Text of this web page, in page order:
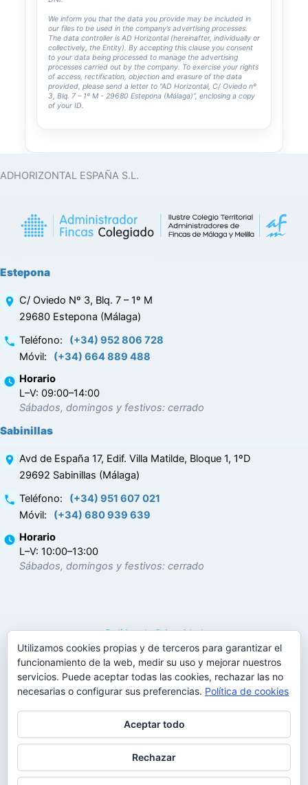
We inform you that the data you provide may be included in
our files to be used in the company’s advertising processes.
The data controller is AD Horizontal (hereinafter, individually or
collectively, the Entity). By accepting this clause you consent
to your data being processed to manage the advertising
processes carried out by the company. To exercise your rights
of access, rectification, objection and erasure of the data
provided, please send a letter to “AD Horizontal, C/ Oviedo nº
3, Blq. 7 – 1º M - 29680 Estepona (Málaga)”, enclosing a copy
of your ID.
ADHORIZONTAL ESPAÑA S.L.
Estepona
C/ Oviedo Nº 3, Blq. 7 – 1º M
29680 Estepona (Málaga)
Teléfono:
(+34) 952 806 728
Móvil:
(+34) 664 889 488
Horario
L–V: 09:00–14:00
Sábados, domingos y festivos: cerrado
Sabinillas
Avd de España 17, Edif. Villa Matilde, Bloque 1, 1ºD
29692 Sabinillas (Málaga)
Teléfono:
(+34) 951 607 021
Móvil:
(+34) 680 939 639
Horario
L–V: 10:00–13:00
Sábados, domingos y festivos: cerrado
Política de Privacidad
Política de Cookies
Términos y condiciones
Noticias
Utilizamos cookies propias y de terceros para garantizar el
funcionamiento de la web, medir su uso y mejorar nuestros
servicios. Puede aceptar todas las cookies, rechazar las no
necesarias o configurar sus preferencias. Política de cookies
Aceptar todo
Rechazar